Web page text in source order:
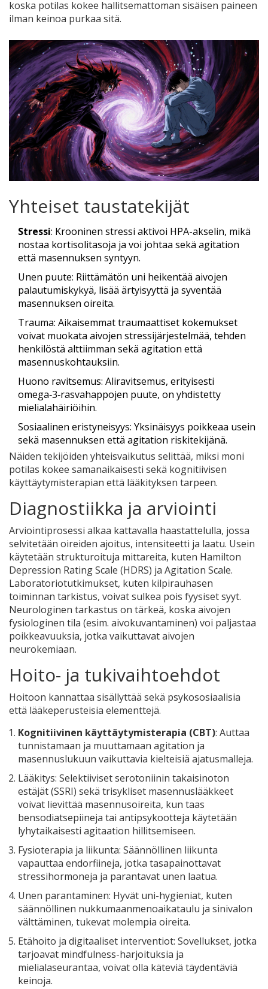
koska potilas kokee hallitsemattoman sisäisen paineen
ilman keinoa purkaa sitä.
Yhteiset taustatekijät
Stressi: Krooninen stressi aktivoi HPA-akselin, mikä
nostaa kortisolitasoja ja voi johtaa sekä agitation
että masennuksen syntyyn.
Unen puute: Riittämätön uni heikentää aivojen
palautumiskykyä, lisää ärtyisyyttä ja syventää
masennuksen oireita.
Trauma: Aikaisemmat traumaattiset kokemukset
voivat muokata aivojen stressijärjestelmää, tehden
henkilöstä alttiimman sekä agitation että
masennuskohtauksiin.
Huono ravitsemus: Aliravitsemus, erityisesti
omega‑3‑rasvahappojen puute, on yhdistetty
mielialahäiriöihin.
Sosiaalinen eristyneisyys: Yksinäisyys poikkeaa usein
sekä masennuksen että agitation riskitekijänä.
Näiden tekijöiden yhteisvaikutus selittää, miksi moni
potilas kokee samanaikaisesti sekä kognitiivisen
käyttäytymisterapian että lääkityksen tarpeen.
Diagnostiikka ja arviointi
Arviointiprosessi alkaa kattavalla haastattelulla, jossa
selvitetään oireiden ajoitus, intensiteetti ja laatu. Usein
käytetään strukturoituja mittareita, kuten Hamilton
Depression Rating Scale (HDRS) ja Agitation Scale.
Laboratoriotutkimukset, kuten kilpirauhasen
toiminnan tarkistus, voivat sulkea pois fyysiset syyt.
Neurologinen tarkastus on tärkeä, koska aivojen
fysiologinen tila (esim. aivokuvantaminen) voi paljastaa
poikkeavuuksia, jotka vaikuttavataivojen
neurokemiaan.
Hoito- ja tukivaihtoehdot
Hoitoon kannattaa sisällyttää sekä psykososiaalisia
että lääkeperusteisia elementtejä.
Kognitiivinen käyttäytymisterapia (CBT): Auttaa
tunnistamaan ja muuttamaan agitation ja
masennuslukuun vaikuttavia kielteisiä ajatusmalleja.
Lääkitys: Selektiiviset serotoniinin takaisinoton
estäjät (SSRI) sekä trisykliset masennuslääkkeet
voivat lievittää masennusoireita, kun taas
bensodiatsepiineja tai antipsykootteja käytetään
lyhytaikaisesti agitaation hillitsemiseen.
Fysioterapia ja liikunta: Säännöllinen liikunta
vapauttaa endorfiineja, jotka tasapainottavat
stressihormoneja ja parantavat unen laatua.
Unen parantaminen: Hyvät uni-hygieniat, kuten
säännöllinen nukkumaanmenoaikataulu ja sinivalon
välttäminen, tukevat molempia oireita.
Etähoito ja digitaaliset interventiot: Sovellukset, jotka
tarjoavat mindfulness-harjoituksia ja
mielialaseurantaa, voivat olla käteviä täydentäviä
keinoja.